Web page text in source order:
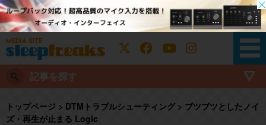
記事を探す
トップページ > DTMトラブルシューティング> ブツブツとしたノイ
ズ・再生が止まる Logic